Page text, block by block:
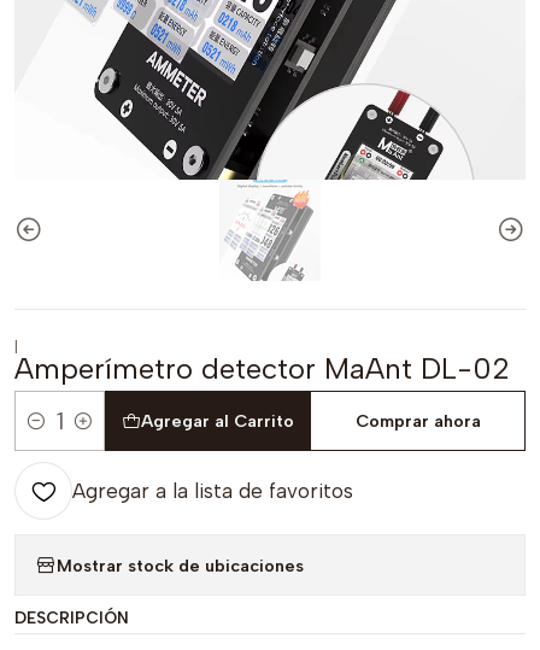
|
Amperímetro detector MaAnt DL-02
Cantidad
Agregar al Carrito Comprar ahora
Agregar a la lista de favoritos
Mostrar stock de ubicaciones
DESCRIPCIÓN